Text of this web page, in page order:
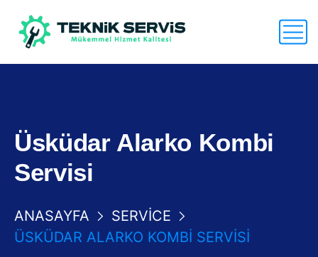
Üsküdar Alarko Kombi
Servisi
ANASAYFA
SERVICE
ÜSKÜDAR ALARKO KOMBI SERVISI